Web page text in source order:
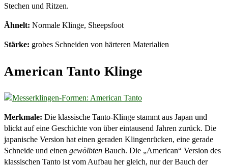
Stechen und Ritzen.
Ähnelt: Normale Klinge, Sheepsfoot
Stärke: grobes Schneiden von härteren Materialien
American Tanto Klinge
Merkmale: Die klassische Tanto-Klinge stammt aus Japan und
blickt auf eine Geschichte von über eintausend Jahren zurück. Die
japanische Version hat einen geraden Klingenrücken, eine gerade
Schneide und einen gewölbten Bauch. Die „American“ Version des
klassischen Tanto ist vom Aufbau her gleich, nur der Bauch der